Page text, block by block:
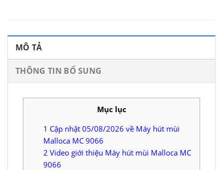
MÔ TẢ
THÔNG TIN BỔ SUNG
Mục lục
1 Cập nhật 05/08/2026 về Máy hút mùi
Malloca MC 9066
2 Video giới thiệu Máy hút mùi Malloca MC
9066